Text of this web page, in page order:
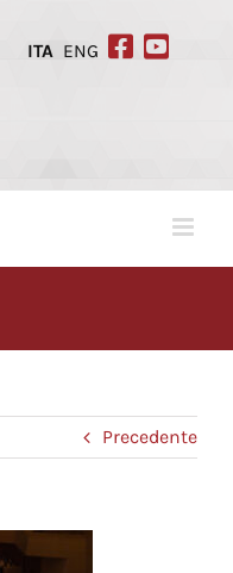
ITA ENG
Precedente